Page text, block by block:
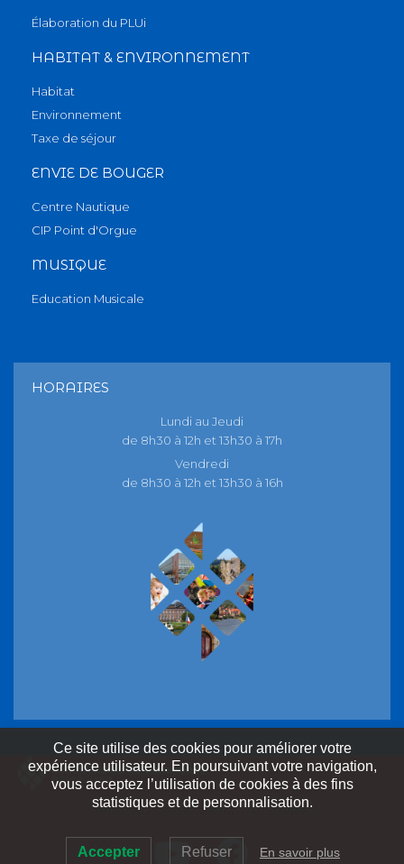
Élaboration du PLUi
HABITAT & ENVIRONNEMENT
Habitat
Environnement
Taxe de séjour
ENVIE DE BOUGER
Centre Nautique
CIP Point d'Orgue
MUSIQUE
Education Musicale
HORAIRES
Lundi au Jeudi
de 8h30 à 12h et 13h30 à 17h
Vendredi
de 8h30 à 12h et 13h30 à 16h
Mentions LégalesContact Accessibilité
Ce site utilise des cookies pour améliorer votre
expérience utilisateur. En poursuivant votre navigation,
vous acceptez l’utilisation de cookies à des fins
statistiques et de personnalisation.
Accepter Refuser En savoir plus